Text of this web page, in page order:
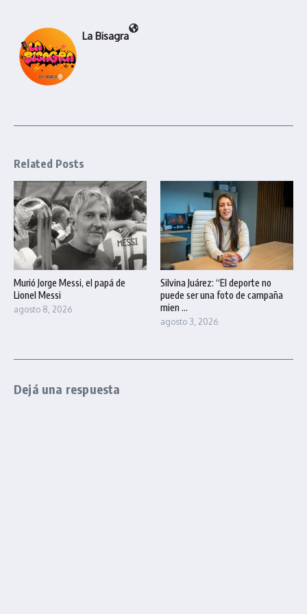
La Bisagra
Related Posts
Murió Jorge Messi, el papá de
Lionel Messi
agosto 8, 2026
Silvina Juárez: “El deporte no
puede ser una foto de campaña
mien ...
agosto 3, 2026
Dejá una respuesta